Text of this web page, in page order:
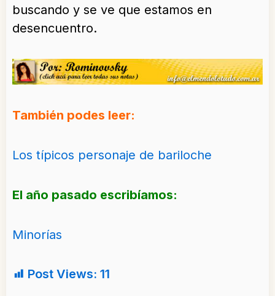
buscando y se ve que estamos en
desencuentro.
También podes leer:
Los típicos personaje de bariloche
El año pasado escribíamos:
Minorías
Post Views: 11